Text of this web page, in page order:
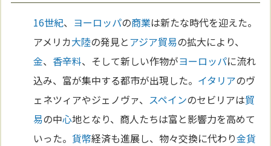
16世紀、 ヨーロッパの商業は新たな時代を迎えた。
アメリカ大陸の発見とアジア貿易の拡大により、
金、 香辛料、そして新しい作物がヨーロッパに流れ
込み、富が集中する都市が出現した。 イタリアのヴ
ェネツィアやジェノヴァ、 スペインのセビリアは貿
易の中心地となり、商人たちは富と影響力を高めて
いった。貨幣経済も進展し、物々交換に代わり金貨